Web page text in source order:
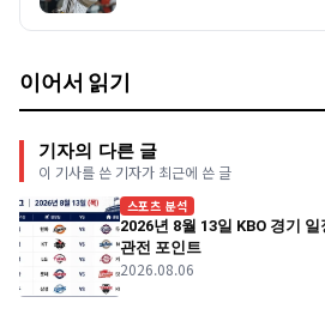
이어서 읽기
기자의 다른 글
이 기사를 쓴 기자가 최근에 쓴 글
스포츠 분석
2026년 8월 13일 KBO 경기
관전 포인트
2026.08.06